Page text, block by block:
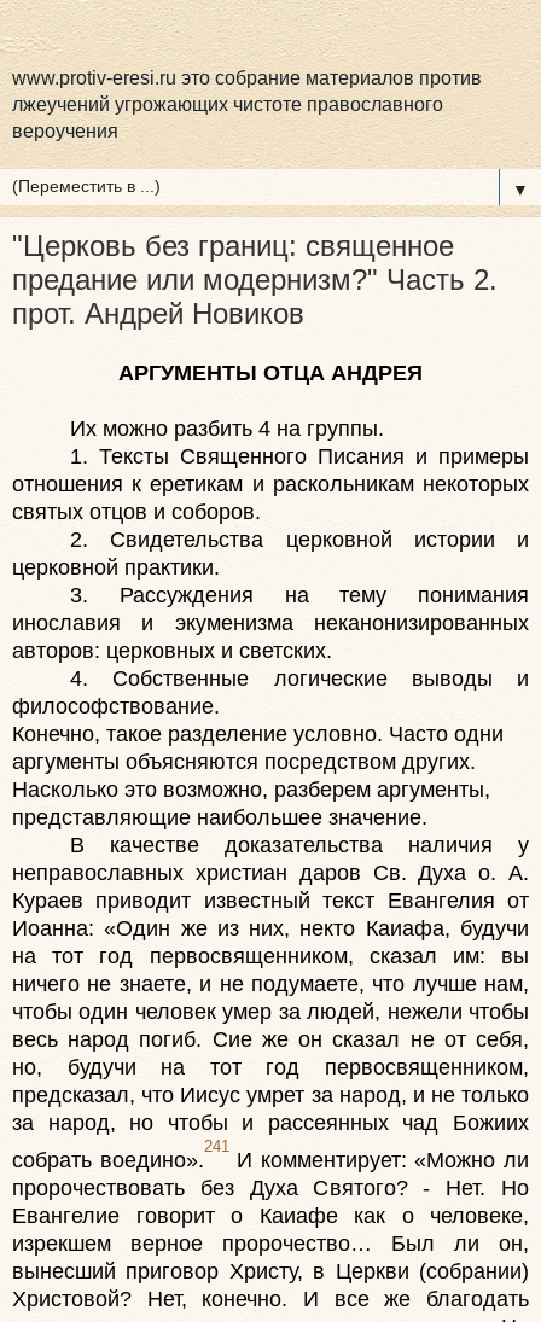
www.protiv-eresi.ru это собрание материалов против
лжеучений угрожающих чистоте православного
вероучения
▼
"Церковь без границ: священное
предание или модернизм?" Часть 2.
прот. Андрей Новиков
АРГУМЕНТЫ ОТЦА АНДРЕЯ
Их можно разбить 4 на группы.
1. Тексты Священного Писания и примеры
отношения к еретикам и раскольникам некоторых
святых отцов и соборов.
2. Свидетельства церковной истории и
церковной практики.
3. Рассуждения на тему понимания
инославия и экуменизма неканонизированных
авторов: церковных и светских.
4. Собственные логические выводы и
философствование.
Конечно, такое разделение условно. Часто одни
аргументы объясняются посредством других.
Насколько это возможно, разберем аргументы,
представляющие наибольшее значение.
В качестве доказательства наличия у
неправославных христиан даров Св. Духа о. А.
Кураев приводит известный текст Евангелия от
Иоанна: «Один же из них, некто Каиафа, будучи
на тот год первосвященником, сказал им: вы
ничего не знаете, и не подумаете, что лучше нам,
чтобы один человек умер за людей, нежели чтобы
весь народ погиб. Сие же он сказал не от себя,
но, будучи на тот год первосвященником,
предсказал, что Иисус умрет за народ, и не только
за народ, но чтобы и рассеянных чад Божиих
собрать воедино».
241
И комментирует: «Можно ли
пророчествовать без Духа Святого? - Нет. Но
Евангелие говорит о Каиафе как о человеке,
изрекшем верное пророчество… Был ли он,
вынесший приговор Христу, в Церкви (собрании)
Христовой? Нет, конечно. И все же благодать